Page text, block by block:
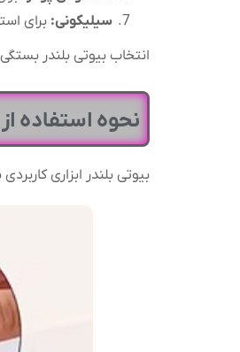
سیلیکونی: برای
انتخاب بیوتی بلندر
نحوه استفاده
بیوتی بلندر ابزاری